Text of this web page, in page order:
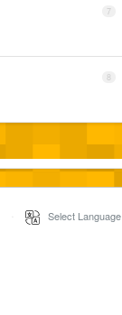
7
8
Select Language